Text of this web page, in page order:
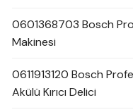
0601368703 Bosch
Makinesi
0611913120 Bosch
Akülü Kırıcı Delici